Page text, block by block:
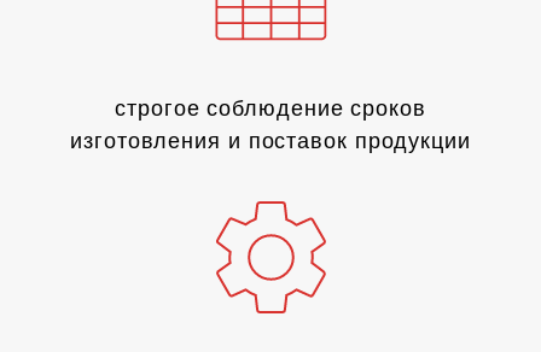
строгое соблюдение сроков
изготовления и поставок продукции